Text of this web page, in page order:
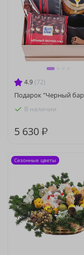
4.9 (72)
Подарок "Черный
В наличии
5 630 ₽
Сезонные цветы